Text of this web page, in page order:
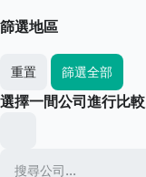
篩選地區
重置 篩選全部
選擇一間公司進行比較